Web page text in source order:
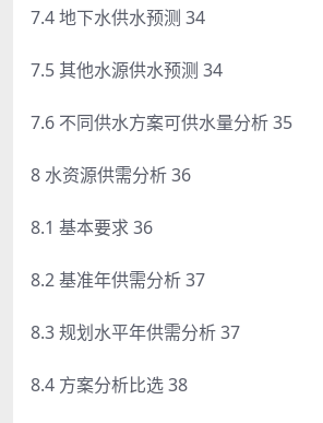
7.4 地下水供水预测 34
7.5 其他水源供水预测 34
7.6 不同供水方案可供水量分析 35
8 水资源供需分析 36
8.1 基本要求 36
8.2 基准年供需分析 37
8.3 规划水平年供需分析 37
8.4 方案分析比选 38